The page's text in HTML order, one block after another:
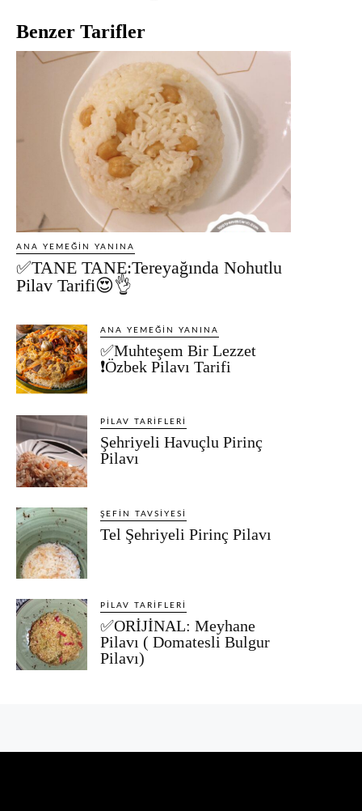
Benzer Tarifler
ANA YEMEĞIN YANINA
✅TANE TANE:Tereyağında Nohutlu
Pilav Tarifi😍👌
ANA YEMEĞIN YANINA
✅Muhteşem Bir Lezzet
❗Özbek Pilavı Tarifi
PILAV TARIFLERI
Şehriyeli Havuçlu Pirinç
Pilavı
ŞEFIN TAVSIYESI
Tel Şehriyeli Pirinç Pilavı
PILAV TARIFLERI
✅ORİJİNAL: Meyhane
Pilavı ( Domatesli Bulgur
Pilavı)